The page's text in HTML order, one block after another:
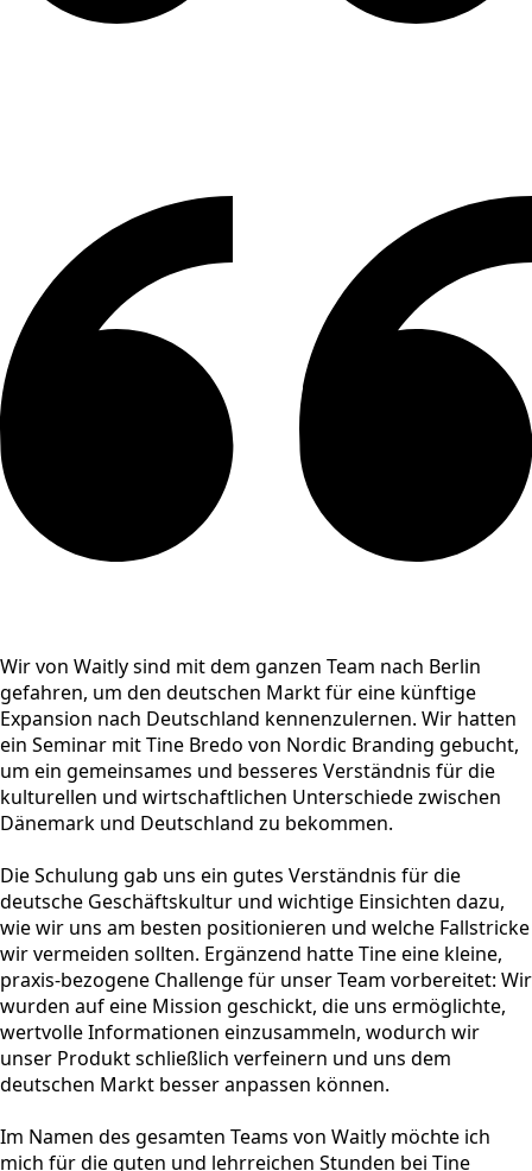
Wir von Waitly sind mit dem ganzen Team nach Berlin
gefahren, um den deutschen Markt für eine künftige
Expansion nach Deutschland kennenzulernen. Wir hatten
ein Seminar mit Tine Bredo von Nordic Branding gebucht,
um ein gemeinsames und besseres Verständnis für die
kulturellen und wirtschaftlichen Unterschiede zwischen
Dänemark und Deutschland zu bekommen.
Die Schulung gab uns ein gutes Verständnis für die
deutsche Geschäftskultur und wichtige Einsichten dazu,
wie wir uns am besten positionieren und welche Fallstricke
wir vermeiden sollten. Ergänzend hatte Tine eine kleine,
praxis-bezogene Challenge für unser Team vorbereitet: Wir
wurden auf eine Mission geschickt, die uns ermöglichte,
wertvolle Informationen einzusammeln, wodurch wir
unser Produkt schließlich verfeinern und uns dem
deutschen Markt besser anpassen können.
Im Namen des gesamten Teams von Waitly möchte ich
mich für die guten und lehrreichen Stunden bei Tine